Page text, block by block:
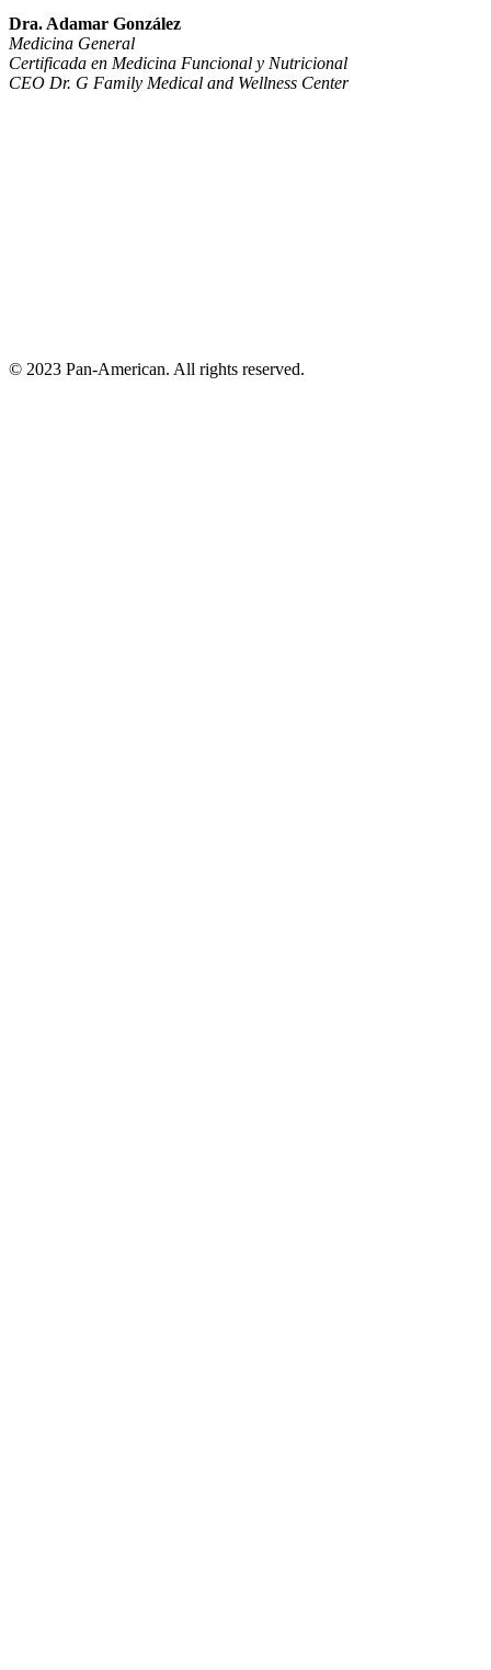
Dra. Adamar González
Medicina General
Certificada en Medicina Funcional y Nutricional
CEO Dr. G Family Medical and Wellness Center
© 2023 Pan-American. All rights reserved.